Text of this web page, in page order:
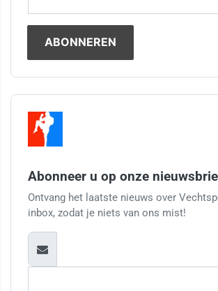
Abonneer u op onze
Ontvang het laatste nieuws over
inbox, zodat je niets van ons mist!